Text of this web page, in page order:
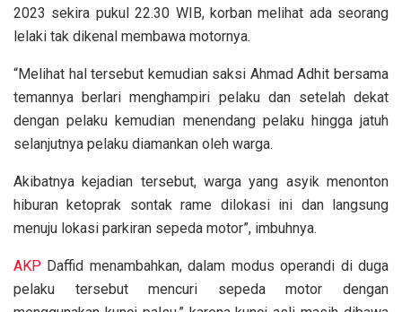
2023 sekira pukul 22.30 WIB, korban melihat ada seorang
lelaki tak dikenal membawa motornya.
“Melihat hal tersebut kemudian saksi Ahmad Adhit bersama
temannya berlari menghampiri pelaku dan setelah dekat
dengan pelaku kemudian menendang pelaku hingga jatuh
selanjutnya pelaku diamankan oleh warga.
Akibatnya kejadian tersebut, warga yang asyik menonton
hiburan ketoprak sontak rame dilokasi ini dan langsung
menuju lokasi parkiran sepeda motor”, imbuhnya.
AKP Daffid menambahkan, dalam modus operandi di duga
pelaku tersebut mencuri sepeda motor dengan